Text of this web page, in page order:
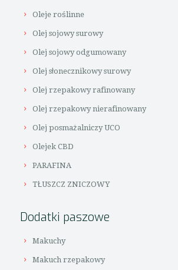
Oleje roślinne
Olej sojowy surowy
Olej sojowy odgumowany
Olej słonecznikowy surowy
Olej rzepakowy rafinowany
Olej rzepakowy nierafinowany
Olej posmażalniczy UCO
Olejek CBD
PARAFINA
TŁUSZCZ ZNICZOWY
Dodatki paszowe
Makuchy
Makuch rzepakowy